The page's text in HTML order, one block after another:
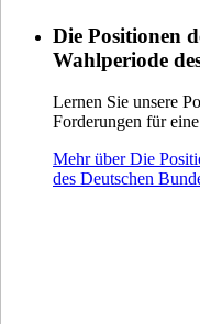
Die Positionen
Wahlperiode
Lernen Sie unsere
Forderungen für
Mehr über Die
des Deutschen